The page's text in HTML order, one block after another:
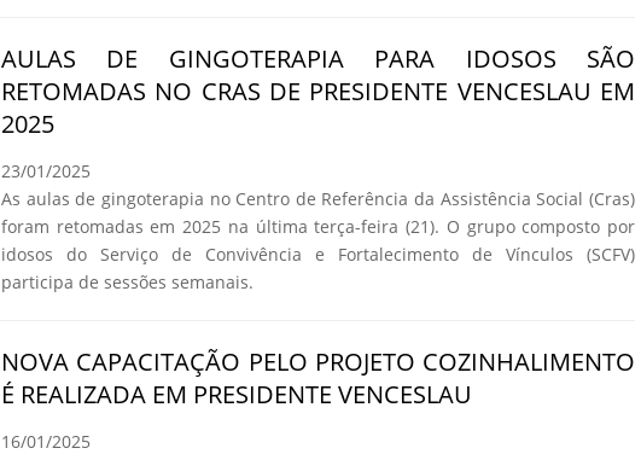
AULAS DE GINGOTERAPIA PARA IDOSOS SÃO
RETOMADAS NO CRAS DE PRESIDENTE VENCESLAU EM
2025
23/01/2025
As aulas de gingoterapia no Centro de Referência da Assistência Social (Cras)
foram retomadas em 2025 na última terça-feira (21). O grupo composto por
idosos do Serviço de Convivência e Fortalecimento de Vínculos (SCFV)
participa de sessões semanais.
NOVA CAPACITAÇÃO PELO PROJETO COZINHALIMENTO
É REALIZADA EM PRESIDENTE VENCESLAU
16/01/2025